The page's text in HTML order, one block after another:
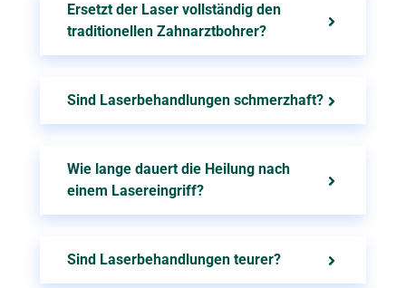
Ersetzt der Laser vollständig den
traditionellen Zahnarztbohrer?
Sind Laserbehandlungen schmerzhaft?
Wie lange dauert die Heilung nach
einem Lasereingriff?
Sind Laserbehandlungen teurer?